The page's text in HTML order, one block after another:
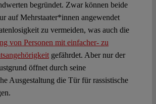
begründet. Zwar können beide
auf Mehrstaater*innen angewendet
zu vermeiden, was auch die
von Personen mit einfacher- zu
gefährdet. Aber nur der
öffnet durch seine
Ausgestaltung die Tür für rassistische